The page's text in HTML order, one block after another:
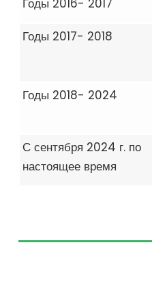
Годы 2017- 2018
Годы 2018- 2024
С сентября 2024 г. по
настоящее время